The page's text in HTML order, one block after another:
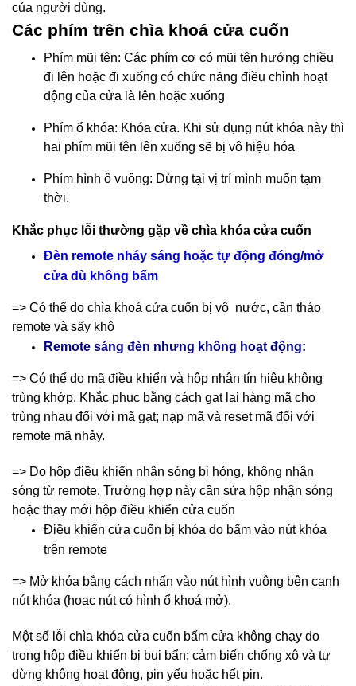
của người dùng.
Các phím trên chìa khoá cửa cuốn
Phím mũi tên: Các phím cơ có mũi tên hướng chiều
đi lên hoặc đi xuống có chức năng điều chỉnh hoạt
động của cửa là lên hoặc xuống
Phím ổ khóa: Khóa cửa. Khi sử dụng nút khóa này thì
hai phím mũi tên lên xuống sẽ bị vô hiệu hóa
Phím hình ô vuông: Dừng tại vị trí mình muốn tạm
thời.
Khắc phục lỗi thường gặp về chìa khóa cửa cuốn
Đèn remote nháy sáng hoặc tự động đóng/mở
cửa dù không bấm
=> Có thể do chìa khoá cửa cuốn bị vô nước, cần tháo
remote và sấy khô
Remote sáng đèn nhưng không hoạt động:
=> Có thể do mã điều khiển và hộp nhận tín hiệu không
trùng khớp. Khắc phục bằng cách gạt lại hàng mã cho
trùng nhau đối với mã gạt; nạp mã và reset mã đối với
remote mã nhảy.
=> Do hộp điều khiển nhận sóng bị hỏng, không nhận
sóng từ remote. Trường hợp này cần sửa hộp nhận sóng
hoặc thay mới hộp điều khiển cửa cuốn
Điều khiển cửa cuốn bị khóa do bấm vào nút khóa
trên remote
=> Mở khóa bằng cách nhấn vào nút hình vuông bên cạnh
nút khóa (hoạc nút có hình ổ khoá mở).
Một số lỗi chìa khóa cửa cuốn bấm cửa không chạy do
trong hộp điều khiển bị bụi bẩn; cảm biến chống xô và tự
dừng không hoạt động, pin yếu hoặc hết pin.